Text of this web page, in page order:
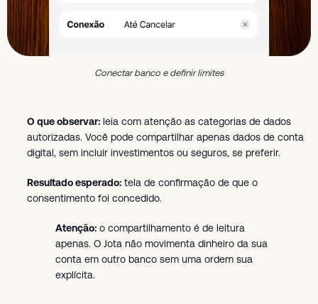
Conectar banco e definir limites
O que observar: leia com atenção as categorias de dados
autorizadas. Você pode compartilhar apenas dados de conta
digital, sem incluir investimentos ou seguros, se preferir.
Resultado esperado: tela de confirmação de que o
consentimento foi concedido.
Atenção: o compartilhamento é de leitura
apenas. O Jota não movimenta dinheiro da sua
conta em outro banco sem uma ordem sua
explícita.